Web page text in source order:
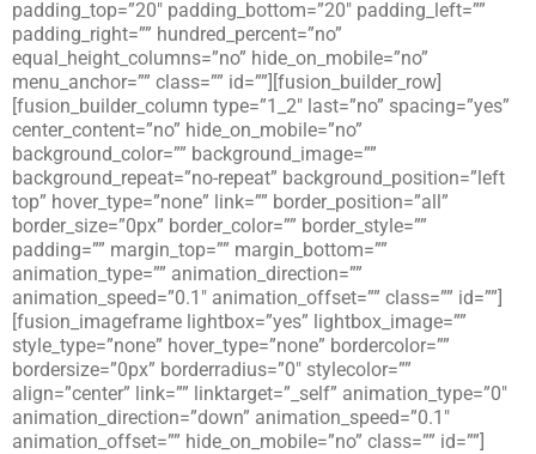
padding_top=”20″ padding_bottom=”20″ padding_left=””
padding_right=”” hundred_percent=”no”
equal_height_columns=”no” hide_on_mobile=”no”
menu_anchor=”” class=”” id=””][fusion_builder_row]
[fusion_builder_column type=”1_2″ last=”no” spacing=”yes”
center_content=”no” hide_on_mobile=”no”
background_color=”” background_image=””
background_repeat=”no-repeat” background_position=”left
top” hover_type=”none” link=”” border_position=”all”
border_size=”0px” border_color=”” border_style=””
padding=”” margin_top=”” margin_bottom=””
animation_type=”” animation_direction=””
animation_speed=”0.1″ animation_offset=”” class=”” id=””]
[fusion_imageframe lightbox=”yes” lightbox_image=””
style_type=”none” hover_type=”none” bordercolor=””
bordersize=”0px” borderradius=”0″ stylecolor=””
align=”center” link=”” linktarget=”_self” animation_type=”0″
animation_direction=”down” animation_speed=”0.1″
animation_offset=”” hide_on_mobile=”no” class=”” id=””]